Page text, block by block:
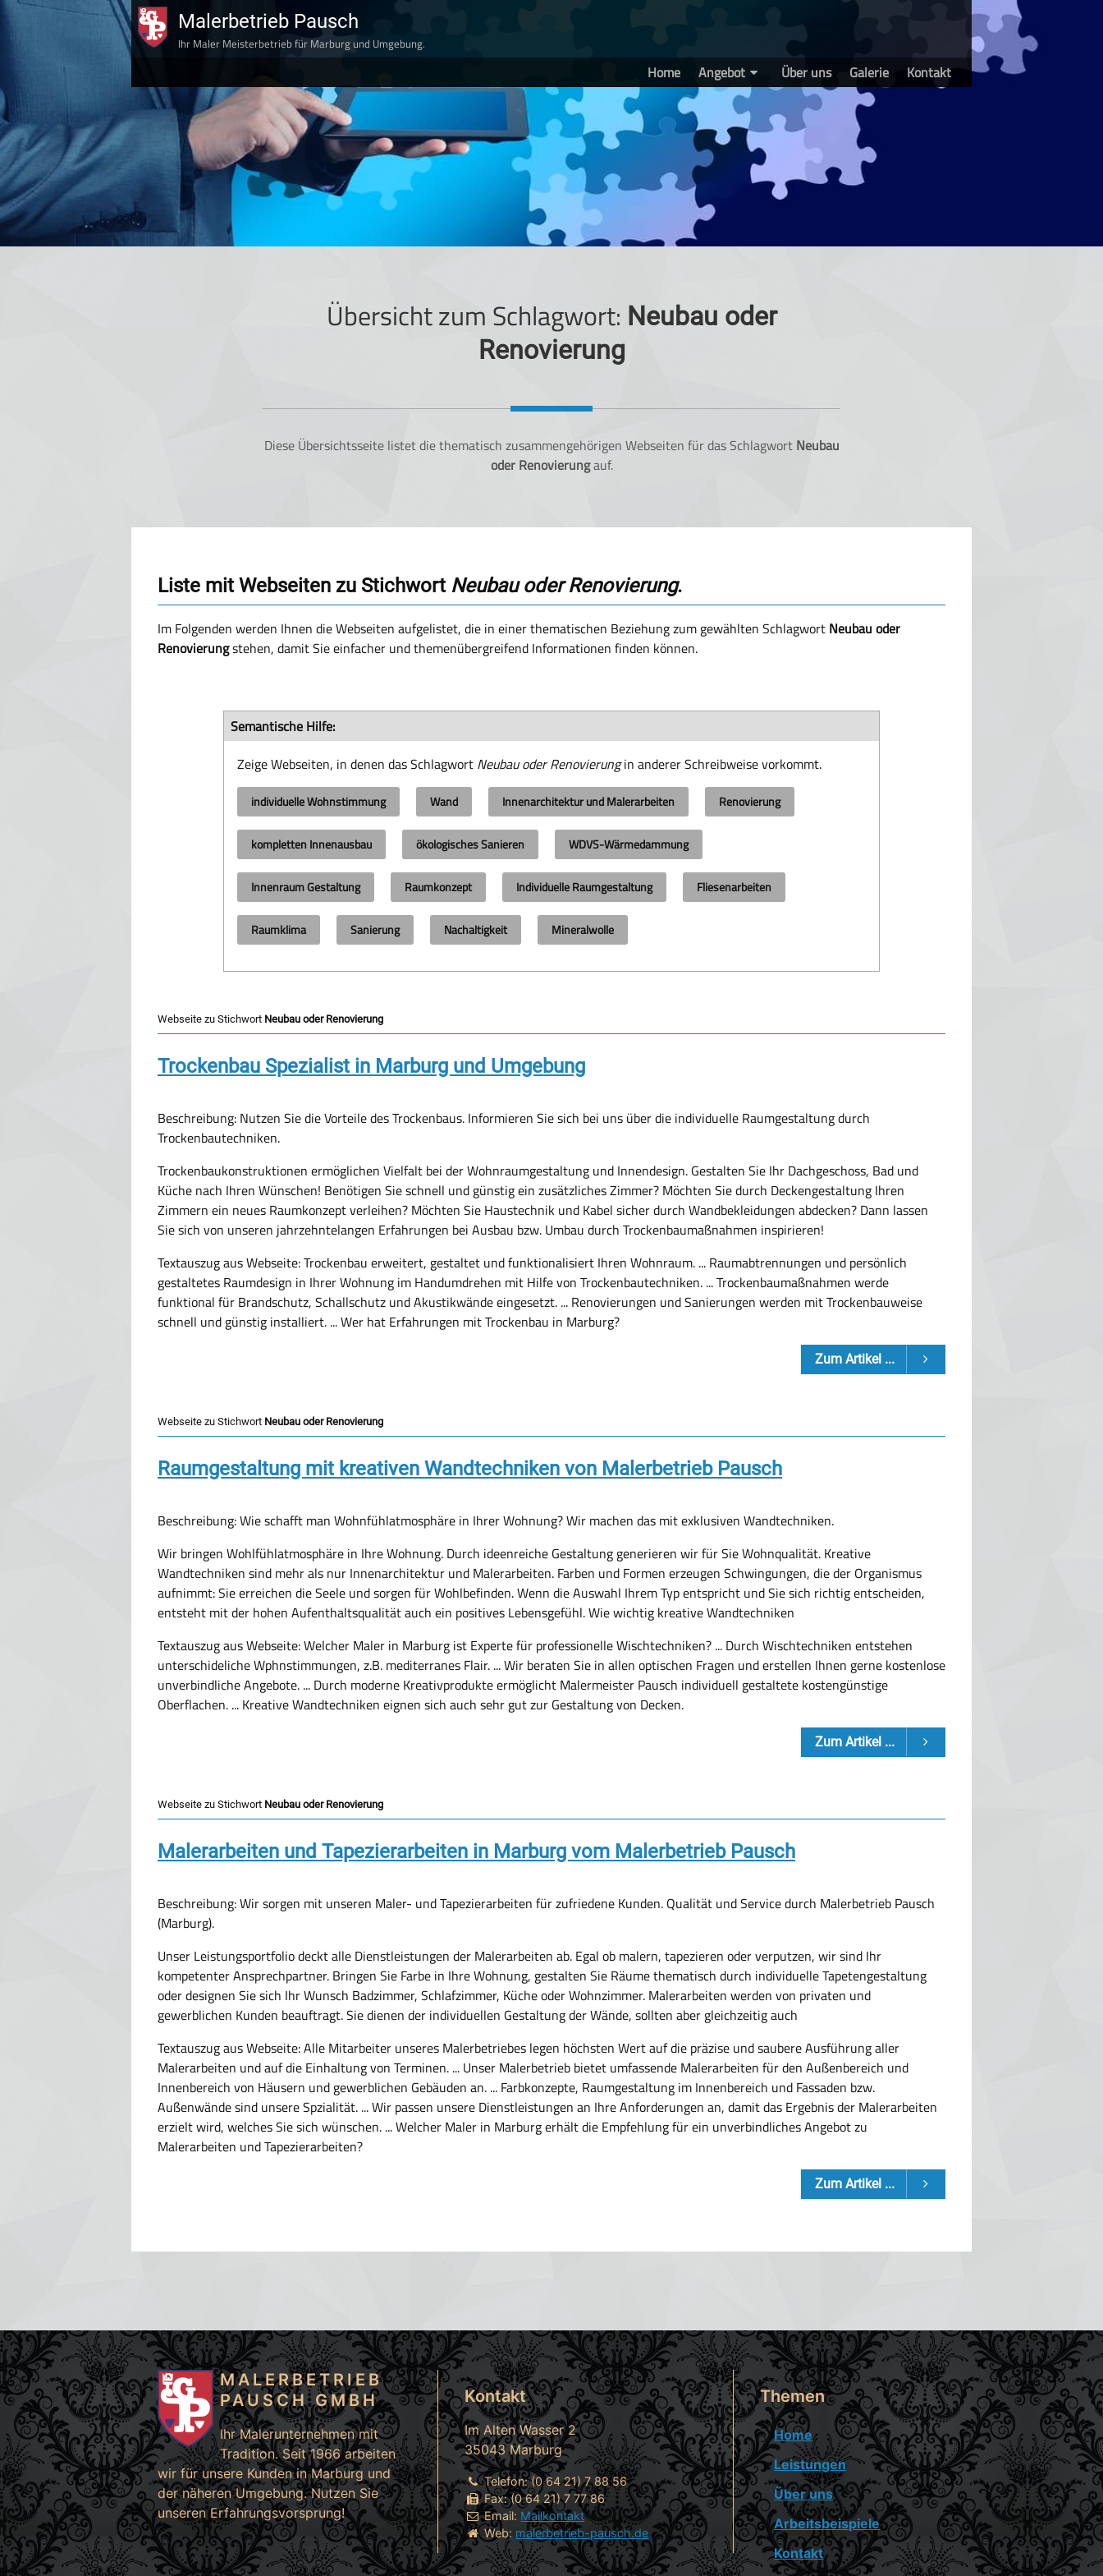
Malerbetrieb Pausch
Ihr Maler Meisterbetrieb für Marburg und Umgebung.
Home Angebot Über uns Galerie Kontakt
Übersicht zum Schlagwort: Neubau oder
Renovierung
Diese Übersichtsseite listet die thematisch zusammengehörigen Webseiten für das Schlagwort Neubau
oder Renovierungauf.
Liste mit Webseiten zu Stichwort Neubau oder Renovierung.
Im Folgenden werden Ihnen die Webseiten aufgelistet, die in einer thematischen Beziehung zum gewählten Schlagwort Neubau oder
Renovierungstehen, damit Sie einfacher und themenübergreifend Informationen finden können.
Semantische Hilfe:
Zeige Webseiten, in denen das Schlagwort Neubau oder Renovierungin anderer Schreibweise vorkommt.
individuelle Wohnstimmung Wand Innenarchitektur und Malerarbeiten Renovierung
kompletten Innenausbau ökologisches Sanieren WDVS-Wärmedammung
Innenraum Gestaltung Raumkonzept Individuelle Raumgestaltung Fliesenarbeiten
Raumklima Sanierung Nachaltigkeit Mineralwolle
Webseite zu Stichwort Neubau oder Renovierung
Trockenbau Spezialist in Marburg und Umgebung
Beschreibung: Nutzen Sie die Vorteile des Trockenbaus. Informieren Sie sich bei uns über die individuelle Raumgestaltung durch
Trockenbautechniken.
Trockenbaukonstruktionen ermöglichen Vielfalt bei der Wohnraumgestaltung und Innendesign. Gestalten Sie Ihr Dachgeschoss, Bad und
Küche nach Ihren Wünschen! Benötigen Sie schnell und günstig ein zusätzliches Zimmer? Möchten Sie durch Deckengestaltung Ihren
Zimmern ein neues Raumkonzept verleihen? Möchten Sie Haustechnik und Kabel sicher durch Wandbekleidungen abdecken? Dann lassen
Sie sich von unseren jahrzehntelangen Erfahrungen bei Ausbau bzw. Umbau durch Trockenbaumaßnahmen inspirieren!
Textauszug aus Webseite:Trockenbau erweitert, gestaltet und funktionalisiert Ihren Wohnraum. ... Raumabtrennungen und persönlich
gestaltetes Raumdesign in Ihrer Wohnung im Handumdrehen mit Hilfe von Trockenbautechniken. ... Trockenbaumaßnahmen werde
funktional für Brandschutz, Schallschutz und Akustikwände eingesetzt. ... Renovierungen und Sanierungen werden mit Trockenbauweise
schnell und günstig installiert. ... Wer hat Erfahrungen mit Trockenbau in Marburg?
Zum Artikel ...
Webseite zu Stichwort Neubau oder Renovierung
Raumgestaltung mit kreativen Wandtechniken von Malerbetrieb Pausch
Beschreibung: Wie schafft man Wohnfühlatmosphäre in Ihrer Wohnung? Wir machen das mit exklusiven Wandtechniken.
Wir bringen Wohlfühlatmosphäre in Ihre Wohnung. Durch ideenreiche Gestaltung generieren wir für Sie Wohnqualität. Kreative
Wandtechniken sind mehr als nur Innenarchitektur und Malerarbeiten. Farben und Formen erzeugen Schwingungen, die der Organismus
aufnimmt: Sie erreichen die Seele und sorgen für Wohlbefinden. Wenn die Auswahl Ihrem Typ entspricht und Sie sich richtig entscheiden,
entsteht mit der hohen Aufenthaltsqualität auch ein positives Lebensgefühl. Wie wichtig kreative Wandtechniken
Textauszug aus Webseite:Welcher Maler in Marburg ist Experte für professionelle Wischtechniken? ... Durch Wischtechniken entstehen
unterschideliche Wphnstimmungen, z.B. mediterranes Flair. ... Wir beraten Sie in allen optischen Fragen und erstellen Ihnen gerne kostenlose
unverbindliche Angebote. ... Durch moderne Kreativprodukte ermöglicht Malermeister Pausch individuell gestaltete kostengünstige
Oberflachen. ... Kreative Wandtechniken eignen sich auch sehr gut zur Gestaltung von Decken.
Zum Artikel ...
Webseite zu Stichwort Neubau oder Renovierung
Malerarbeiten und Tapezierarbeiten in Marburg vom Malerbetrieb Pausch
Beschreibung: Wir sorgen mit unseren Maler- und Tapezierarbeiten für zufriedene Kunden. Qualität und Service durch Malerbetrieb Pausch
(Marburg).
Unser Leistungsportfolio deckt alle Dienstleistungen der Malerarbeiten ab. Egal ob malern, tapezieren oder verputzen, wir sind Ihr
kompetenter Ansprechpartner. Bringen Sie Farbe in Ihre Wohnung, gestalten Sie Räume thematisch durch individuelle Tapetengestaltung
oder designen Sie sich Ihr Wunsch Badzimmer, Schlafzimmer, Küche oder Wohnzimmer. Malerarbeiten werden von privaten und
gewerblichen Kunden beauftragt. Sie dienen der individuellen Gestaltung der Wände, sollten aber gleichzeitig auch
Textauszug aus Webseite:Alle Mitarbeiter unseres Malerbetriebes legen höchsten Wert auf die präzise und saubere Ausführung aller
Malerarbeiten und auf die Einhaltung von Terminen. ... Unser Malerbetrieb bietet umfassende Malerarbeiten für den Außenbereich und
Innenbereich von Häusern und gewerblichen Gebäuden an. ... Farbkonzepte, Raumgestaltung im Innenbereich und Fassaden bzw.
Außenwände sind unsere Spzialität. ... Wir passen unsere Dienstleistungen an Ihre Anforderungen an, damit das Ergebnis der Malerarbeiten
erzielt wird, welches Sie sich wünschen. ... Welcher Maler in Marburg erhält die Empfehlung für ein unverbindliches Angebot zu
Malerarbeiten und Tapezierarbeiten?
Zum Artikel ...
MALERBETRIEB
PAUSCH GMBH
Ihr Malerunternehmen mit
Tradition. Seit 1966 arbeiten
wir für unsere Kunden inMarburg und
der näheren Umgebung. Nutzen Sie
unseren Erfahrungsvorsprung!
Kontakt
Im Alten Wasser 2
35043 Marburg
Telefon:(0 64 21) 7 88 56
Fax:(0 64 21) 7 77 86
Email: Mailkontakt
Web: malerbetrieb-pausch.de
Themen
Home
Leistungen
Über uns
Arbeitsbeispiele
Kontakt